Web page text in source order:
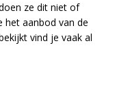
ze dit niet of
het aanbod van de
vind je vaak al